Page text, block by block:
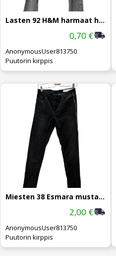
Lasten 92 H&M harmaat housut
0,70 €
AnonymousUser813750
Puutorin kirppis
Miesten 38 Esmara mustat farkut
2,00 €
AnonymousUser813750
Puutorin kirppis